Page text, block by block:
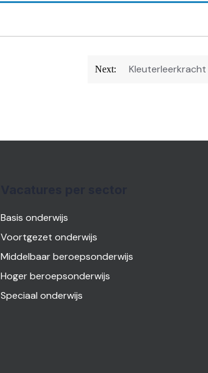
Next: Kleuterleerkracht
Basis onderwijs
Voortgezet onderwijs
Middelbaar beroepsonderwijs
Hoger beroepsonderwijs
Speciaal onderwijs